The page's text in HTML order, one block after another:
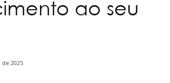
ao seu
2025